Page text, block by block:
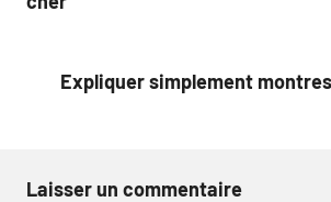
Expliquer simplement
Laisser un commentaire